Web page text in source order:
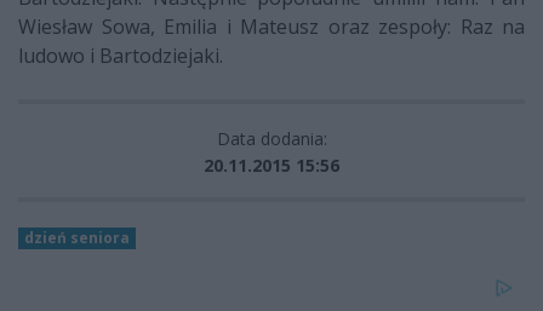
Wiesław Sowa, Emilia i Mateusz oraz zespoły: Raz na
ludowo i Bartodziejaki.
Data dodania:
20.11.2015 15:56
dzień seniora